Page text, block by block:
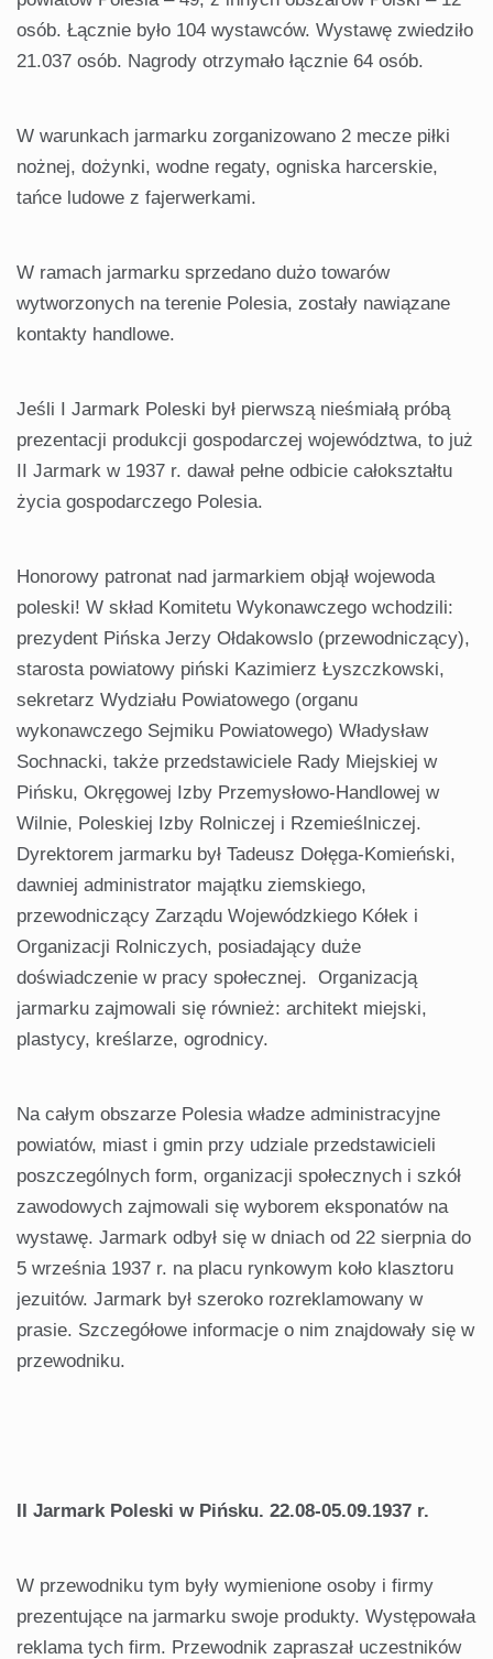
osób. Łącznie było 104 wystawców. Wystawę zwiedziło
21.037 osób. Nagrody otrzymało łącznie 64 osób.
W warunkach jarmarku zorganizowano 2 mecze piłki
nożnej, dożynki, wodne regaty, ogniska harcerskie,
tańce ludowe z fajerwerkami.
W ramach jarmarku sprzedano dużo towarów
wytworzonych na terenie Polesia, zostały nawiązane
kontakty handlowe.
Jeśli I Jarmark Poleski był pierwszą nieśmiałą próbą
prezentacji produkcji gospodarczej województwa, to już
II Jarmark w 1937 r. dawał pełne odbicie całokształtu
życia gospodarczego Polesia.
Honorowy patronat nad jarmarkiem objął wojewoda
poleski! W skład Komitetu Wykonawczego wchodzili:
prezydent Pińska Jerzy Ołdakowslo (przewodniczący),
starosta powiatowy piński Kazimierz Łyszczkowski,
sekretarz Wydziału Powiatowego (organu
wykonawczego Sejmiku Powiatowego) Władysław
Sochnacki, także przedstawiciele Rady Miejskiej w
Pińsku, Okręgowej Izby Przemysłowo-Handlowej w
Wilnie, Poleskiej Izby Rolniczej i Rzemieślniczej.
Dyrektorem jarmarku był Tadeusz Dołęga-Komieński,
dawniej administrator majątku ziemskiego,
przewodniczący Zarządu Wojewódzkiego Kółek i
Organizacji Rolniczych, posiadający duże
doświadczenie w pracy społecznej. Organizacją
jarmarku zajmowali się również: architekt miejski,
plastycy, kreślarze, ogrodnicy.
Na całym obszarze Polesia władze administracyjne
powiatów, miast i gmin przy udziale przedstawicieli
poszczególnych form, organizacji społecznych i szkół
zawodowych zajmowali się wyborem eksponatów na
wystawę. Jarmark odbył się w dniach od 22 sierpnia do
5 września 1937 r. na placu rynkowym koło klasztoru
jezuitów. Jarmark był szeroko rozreklamowany w
prasie. Szczegółowe informacje o nim znajdowały się w
przewodniku.
II Jarmark Poleski w Pińsku. 22.08-05.09.1937 r.
W przewodniku tym były wymienione osoby i firmy
prezentujące na jarmarku swoje produkty. Występowała
reklama tych firm. Przewodnik zapraszał uczestników